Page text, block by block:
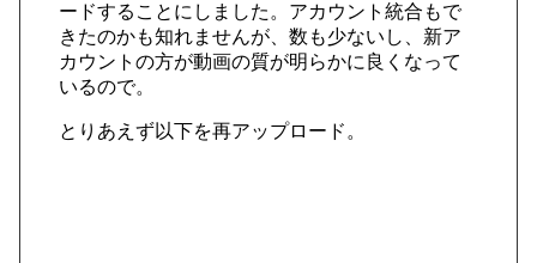
ードすることにしました。アカウント統合もで
きたのかも知れませんが、数も少ないし、新ア
カウントの方が動画の質が明らかに良くなって
いるので。
とりあえず以下を再アップロード。